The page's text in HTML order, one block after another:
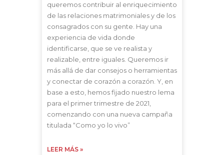
queremos contribuir al enriquecimiento
de las relaciones matrimoniales y de los
consagrados con su gente. Hay una
experiencia de vida donde
identificarse, que se ve realista y
realizable, entre iguales. Queremos ir
más allá de dar consejos o herramientas
y conectar de corazón a corazón. Y, en
base a esto, hemos fijado nuestro lema
para el primer trimestre de 2021,
comenzando con una nueva campaña
titulada “Como yo lo vivo”
LEER MÁS »